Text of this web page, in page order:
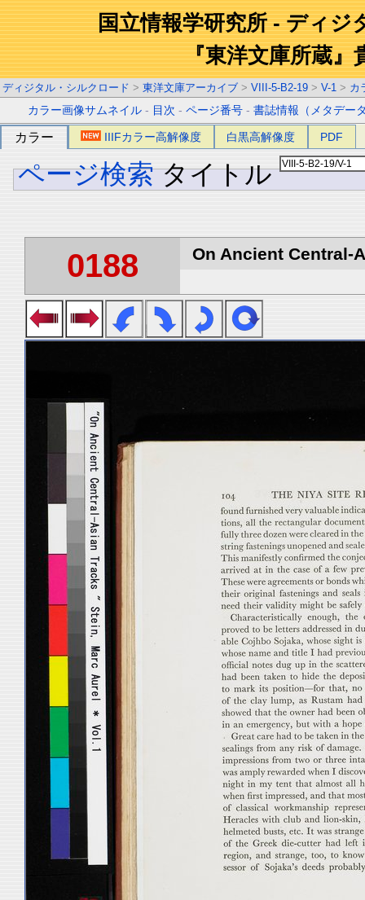
国立情報学研究所 - ディジ
『東洋文庫所蔵』
ディジタル・シルクロード > 東洋文庫アーカイブ > VIII-5-B2-19 > V-1 > カ
カラー画像サムネイル - 目次 -ページ番号 -書誌情報（メタデー
カラー IIIFカラー高解像度 白黒高解像度 PDF
ページ検索 タイトル
0188 On Ancient Central-